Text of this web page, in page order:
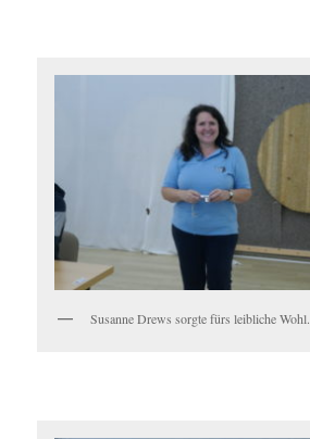
Susanne Drews sorgte fürs leibliche Wohl.